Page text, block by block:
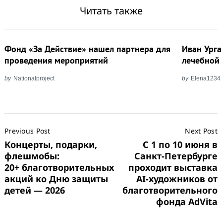
Читать также
Фонд «За Действие» нашел партнера для
проведения мероприятий
by Nationalproject
Иван
by Elena1234
Navigation
Previous Post
Концерты, подарки,
флешмобы:
20+ благотворительных
акций ко Дню защиты
детей — 2026
Next Post
С 1 по 10 июня в
Санкт-Петербурге
проходит выставка
AI-художников от
благотворительного
фонда AdVita